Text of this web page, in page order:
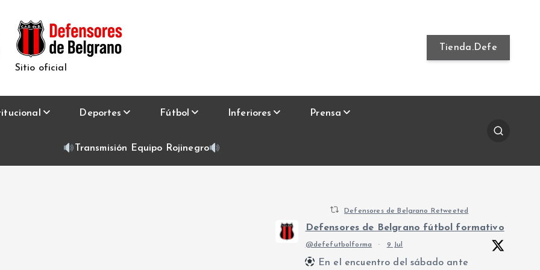
Sitio oficial
Tienda.Defe
Deportes Fútbol Inferiores Prensa
Transmisión Equipo Rojinegro
Defensores de Belgrano Retweeted
Defensores de Belgrano fútbol formativo
@defefutbolforma · 9 Jul
En el encuentro del sábado ante